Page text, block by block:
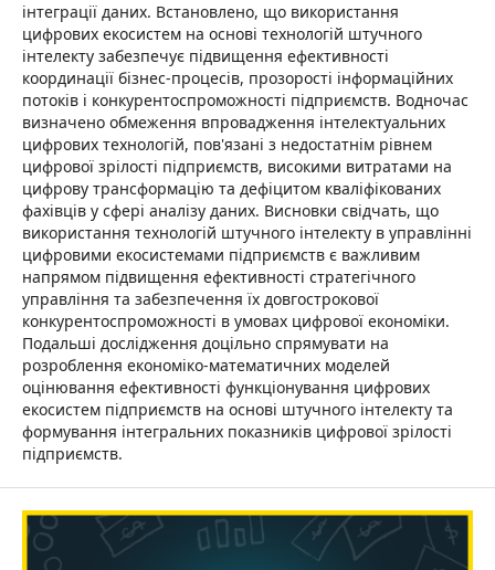
інтеграції даних. Встановлено, що використання
цифрових екосистем на основі технологій штучного
інтелекту забезпечує підвищення ефективності
координації бізнес-процесів, прозорості інформаційних
потоків і конкурентоспроможності підприємств. Водночас
визначено обмеження впровадження інтелектуальних
цифрових технологій, пов'язані з недостатнім рівнем
цифрової зрілості підприємств, високими витратами на
цифрову трансформацію та дефіцитом кваліфікованих
фахівців у сфері аналізу даних. Висновки свідчать, що
використання технологій штучного інтелекту в управлінні
цифровими екосистемами підприємств є важливим
напрямом підвищення ефективності стратегічного
управління та забезпечення їх довгострокової
конкурентоспроможності в умовах цифрової економіки.
Подальші дослідження доцільно спрямувати на
розроблення економіко-математичних моделей
оцінювання ефективності функціонування цифрових
екосистем підприємств на основі штучного інтелекту та
формування інтегральних показників цифрової зрілості
підприємств.